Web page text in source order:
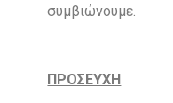
συμβιώνουμε.
ΠΡΟΣΕΥΧΗ